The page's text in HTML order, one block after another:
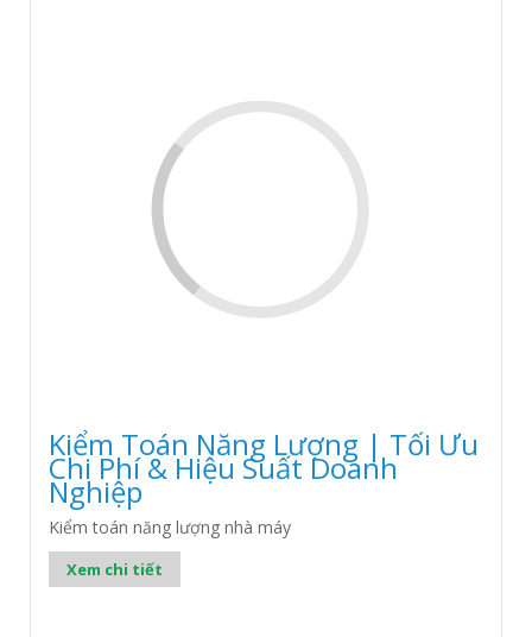
Kiểm Toán Năng Lượng | Tối Ưu
Chi Phí & Hiệu Suất Doanh
Nghiệp
Kiểm toán năng lượng nhà máy
Xem chi tiết